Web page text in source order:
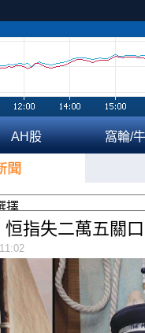
AH股 窩輪/
恒指失二萬五關